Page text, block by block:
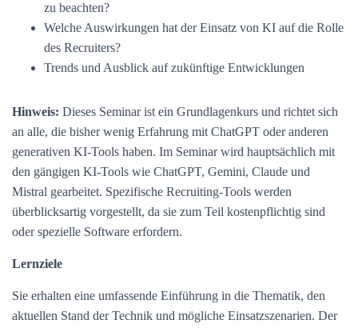
zu beachten?
Welche Auswirkungen hat der Einsatz von KI auf die Rolle
des Recruiters?
Trends und Ausblick auf zukünftige Entwicklungen
Hinweis: Dieses Seminar ist ein Grundlagenkurs und richtet sich
an alle, die bisher wenig Erfahrung mit ChatGPT oder anderen
generativen KI-Tools haben. Im Seminar wird hauptsächlich mit
den gängigen KI-Tools wie ChatGPT, Gemini, Claude und
Mistral gearbeitet. Spezifische Recruiting-Tools werden
überblicksartig vorgestellt, da sie zum Teil kostenpflichtig sind
oder spezielle Software erfordern.
Lernziele
Sie erhalten eine umfassende Einführung in die Thematik, den
aktuellen Stand der Technik und mögliche Einsatzszenarien. Der